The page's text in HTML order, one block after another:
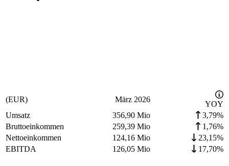
(EUR) März 2026
YOY
Umsatz
356,90 Mio
3,79%
Bruttoeinkommen
259,39 Mio
1,76%
Nettoeinkommen
124,16 Mio
23,15%
EBITDA
126,05 Mio 17,70%